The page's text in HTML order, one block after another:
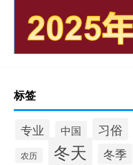
标签
专业 中国 习俗
农历 冬天 冬季